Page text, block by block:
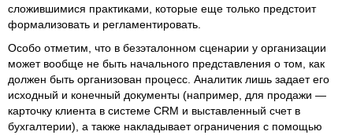
сложившимися практиками, которые еще только предстоит
формализовать и регламентировать.
Особо отметим, что в безэталонном сценарии у организации
может вообще не быть начального представления о том, как
должен быть организован процесс. Аналитик лишь задает его
исходный и конечный документы (например, для продажи —
карточку клиента в системе CRM и выставленный счет в
бухгалтерии), а также накладывает ограничения с помощью